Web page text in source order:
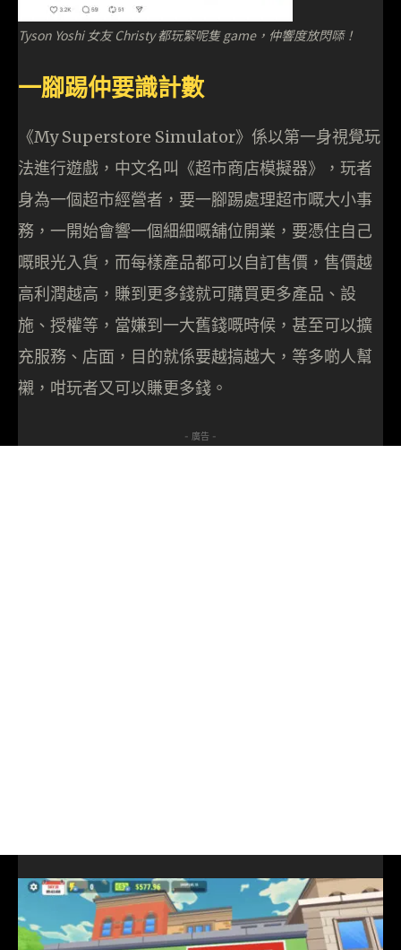
Tyson Yoshi 女友 Christy 都玩緊呢隻 game，仲響度放閃𠻹！
一腳踢仲要識計數
《My Superstore Simulator》係以第一身視覺玩
法進行遊戲，中文名叫《超市商店模擬器》，玩者
身為一個超市經營者，要一腳踢處理超市嘅大小事
務，一開始會響一個細細嘅舖位開業，要憑住自己
嘅眼光入貨，而每樣產品都可以自訂售價，售價越
高利潤越高，賺到更多錢就可購買更多產品、設
施、授權等，當嫌到一大舊錢嘅時候，甚至可以擴
充服務、店面，目的就係要越搞越大，等多啲人幫
襯，咁玩者又可以賺更多錢。
- 廣告 -